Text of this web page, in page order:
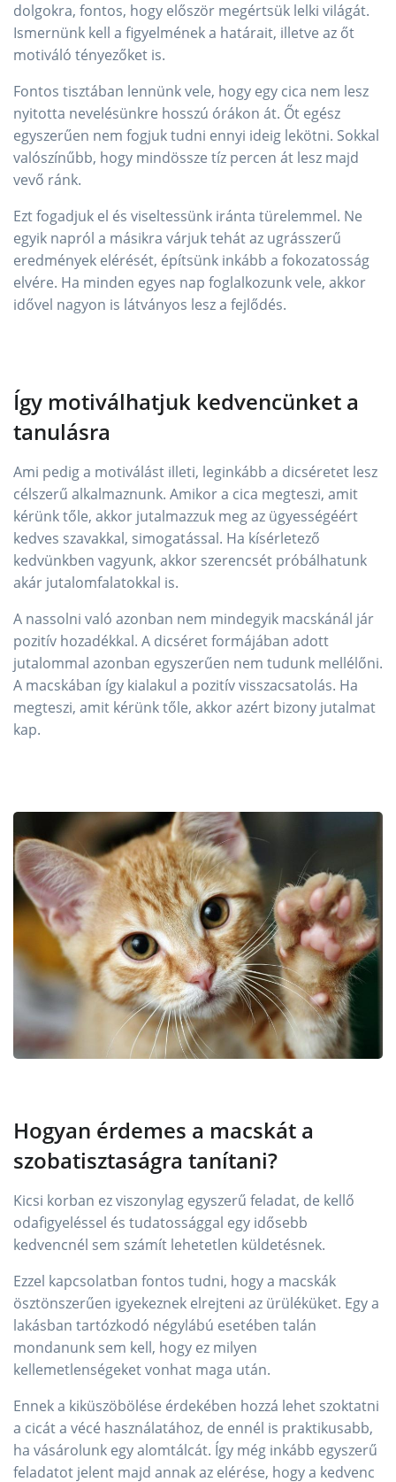
dolgokra, fontos, hogy először megértsük lelki világát.
Ismernünk kell a figyelmének a határait, illetve az őt
motiváló tényezőket is.
Fontos tisztában lennünk vele, hogy egy cica nem lesz
nyitotta nevelésünkre hosszú órákon át. Őt egész
egyszerűen nem fogjuk tudni ennyi ideig lekötni. Sokkal
valószínűbb, hogy mindössze tíz percen át lesz majd
vevő ránk.
Ezt fogadjuk el és viseltessünk iránta türelemmel. Ne
egyik napról a másikra várjuk tehát az ugrásszerű
eredmények elérését, építsünk inkább a fokozatosság
elvére. Ha minden egyes nap foglalkozunk vele, akkor
idővel nagyon is látványos lesz a fejlődés.
Így motiválhatjuk kedvencünket a
tanulásra
Ami pedig a motiválást illeti, leginkább a dicséretet lesz
célszerű alkalmaznunk. Amikor a cica megteszi, amit
kérünk tőle, akkor jutalmazzuk meg az ügyességéért
kedves szavakkal, simogatással. Ha kísérletező
kedvünkben vagyunk, akkor szerencsét próbálhatunk
akár jutalomfalatokkal is.
A nassolni való azonban nem mindegyik macskánál jár
pozitív hozadékkal. A dicséret formájában adott
jutalommal azonban egyszerűen nem tudunk mellélőni.
A macskában így kialakul a pozitív visszacsatolás. Ha
megteszi, amit kérünk tőle, akkor azért bizony jutalmat
kap.
Hogyan érdemes a macskát a
szobatisztaságra tanítani?
Kicsi korban ez viszonylag egyszerű feladat, de kellő
odafigyeléssel és tudatossággal egy idősebb
kedvencnél sem számít lehetetlen küldetésnek.
Ezzel kapcsolatban fontos tudni, hogy a macskák
ösztönszerűen igyekeznek elrejteni az ürüléküket. Egy a
lakásban tartózkodó négylábú esetében talán
mondanunk sem kell, hogy ez milyen
kellemetlenségeket vonhat maga után.
Ennek a kiküszöbölése érdekében hozzá lehet szoktatni
a cicát a vécé használatához, de ennél is praktikusabb,
ha vásárolunk egy alomtálcát. Így még inkább egyszerű
feladatot jelent majd annak az elérése, hogy a kedvenc